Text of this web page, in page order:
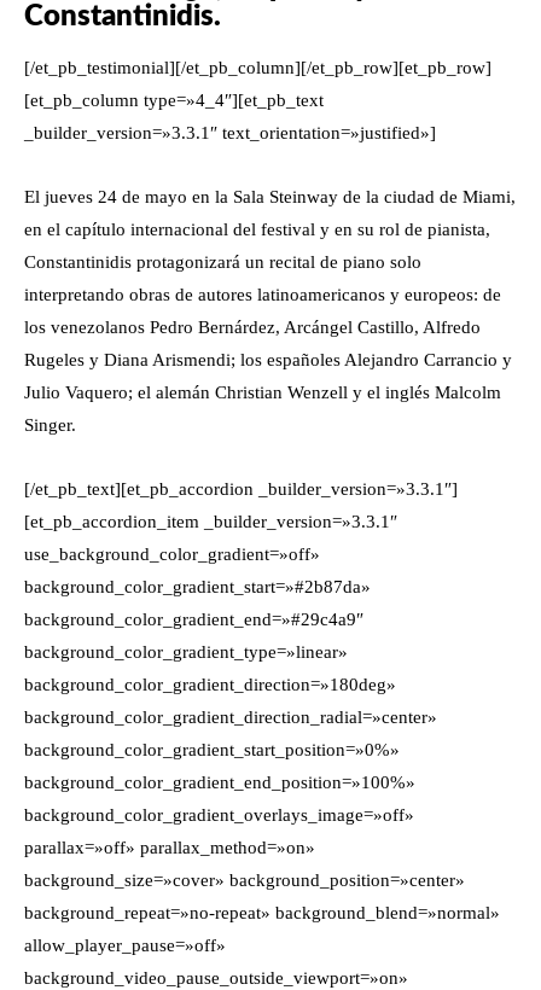
Constantinidis.
[/et_pb_testimonial][/et_pb_column][/et_pb_row][et_pb_row]
[et_pb_column type=»4_4″][et_pb_text
_builder_version=»3.3.1″ text_orientation=»justified»]
El jueves 24 de mayo en la Sala Steinway de la ciudad de Miami,
en el capítulo internacional del festival y en su rol de pianista,
Constantinidis protagonizará un recital de piano solo
interpretando obras de autores latinoamericanos y europeos: de
los venezolanos Pedro Bernárdez, Arcángel Castillo, Alfredo
Rugeles y Diana Arismendi; los españoles Alejandro Carrancio y
Julio Vaquero; el alemán Christian Wenzell y el inglés Malcolm
Singer.
[/et_pb_text][et_pb_accordion _builder_version=»3.3.1″]
[et_pb_accordion_item _builder_version=»3.3.1″
use_background_color_gradient=»off»
background_color_gradient_start=»#2b87da»
background_color_gradient_end=»#29c4a9″
background_color_gradient_type=»linear»
background_color_gradient_direction=»180deg»
background_color_gradient_direction_radial=»center»
background_color_gradient_start_position=»0%»
background_color_gradient_end_position=»100%»
background_color_gradient_overlays_image=»off»
parallax=»off» parallax_method=»on»
background_size=»cover» background_position=»center»
background_repeat=»no-repeat» background_blend=»normal»
allow_player_pause=»off»
background_video_pause_outside_viewport=»on»